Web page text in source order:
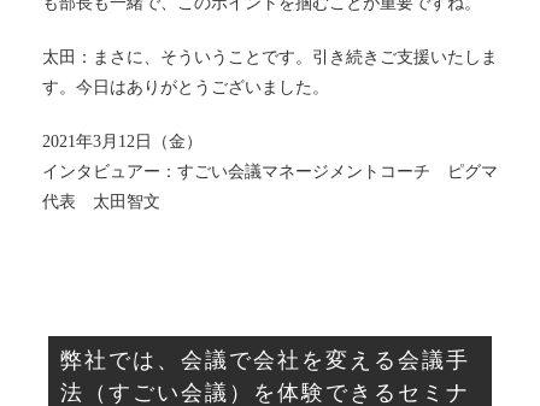
太田：まさに、そういうことです。引き続きご支援いたしま
す。今日はありがとうございました。
2021年3月12日（金）
インタビュアー：すごい会議マネージメントコーチ ピグマ
代表 太田智文
弊社では、会議で会社を変える会議手
法（すごい会議）を体験できるセミナ